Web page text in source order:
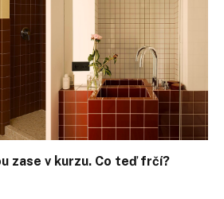
zase v kurzu. Co teď frčí?